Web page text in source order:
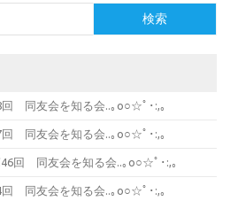
検索
同友会を知る会..｡o○☆ﾟ･:,｡
同友会を知る会..｡o○☆ﾟ･:,｡
回 同友会を知る会..｡o○☆ﾟ･:,｡
同友会を知る会..｡o○☆ﾟ･:,｡